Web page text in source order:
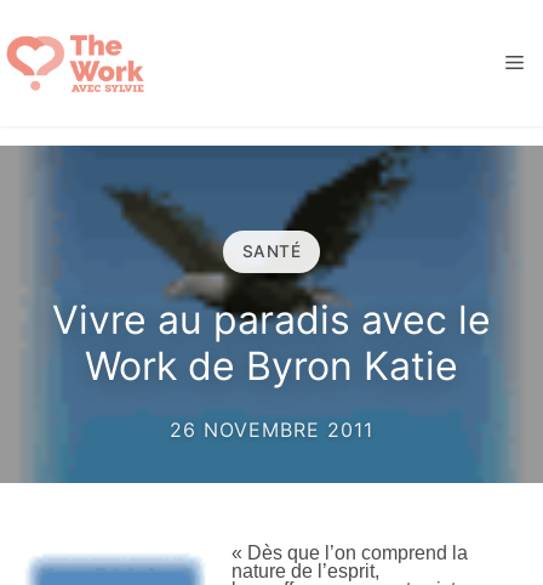
au
contenu
SANTÉ
Vivre au paradis avec le
Work de Byron Katie
26 NOVEMBRE 2011
« Dès que l’on comprend la
nature de l’esprit,